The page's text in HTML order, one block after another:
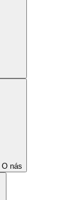
O nás